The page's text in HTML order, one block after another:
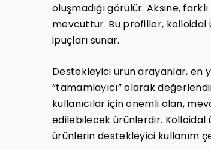
oluşmadığı görülür. Aksine,
mevcuttur. Bu profiller, kolloidal
ipuçları sunar.
Destekleyici ürün arayanlar, en
“tamamlayıcı” olarak
kullanıcılar için önemli olan,
edilebilecek ürünlerdir. Kolloidal
ürünlerin destekleyici kullanım